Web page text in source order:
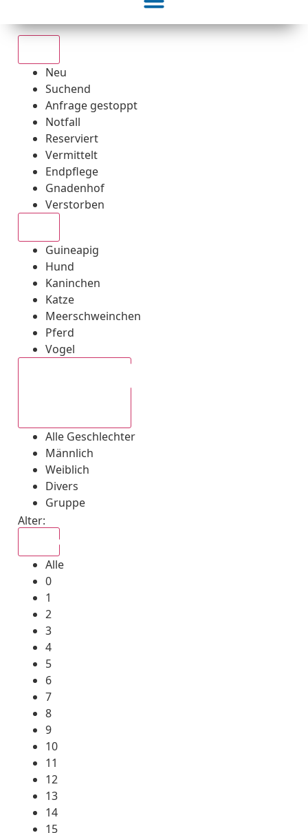
Neu
Suchend
Anfrage gestoppt
Notfall
Reserviert
Vermittelt
Endpflege
Gnadenhof
Verstorben
Guineapig
Hund
Kaninchen
Katze
Meerschweinchen
Pferd
Vogel
Alle Geschlechter
Männlich
Weiblich
Divers
Gruppe
Alter:
Alle
0
1
2
3
4
5
6
7
8
9
10
11
12
13
14
15